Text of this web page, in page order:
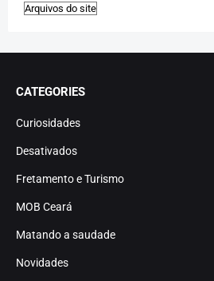
CATEGORIES
Curiosidades
Desativados
Fretamento e Turismo
MOB Ceará
Matando a saudade
Novidades